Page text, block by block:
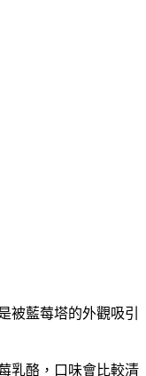
被藍莓塔的外觀吸引
乳酪，口味會比較清